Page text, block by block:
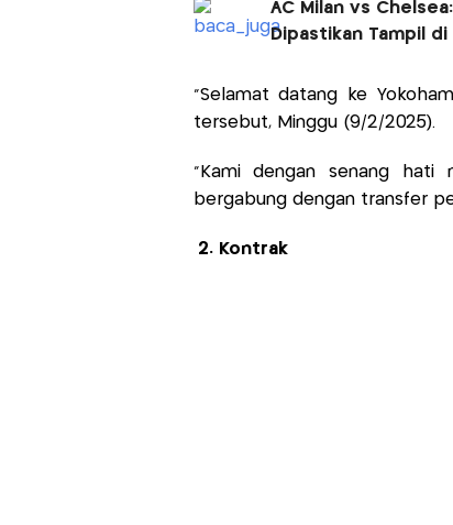
AC Milan vs
Dipastikan Tampil di
“Selamat datang ke
tersebut, Minggu (9/2/2025).
“Kami dengan senang hati
bergabung dengan transfer
2. Kontrak